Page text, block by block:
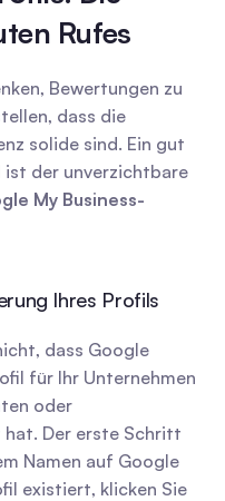
Rufes
Bewertungen zu
dass die
solide sind. Ein gut
der unverzichtbare
My Business-
Ihres Profils
dass Google
für Ihr Unternehmen
oder
Der erste Schritt
Namen auf Google
existiert, klicken Sie